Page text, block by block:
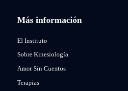
Más información
El Instituto
Sobre Kinesiología
Amor Sin Cuentos
Terapias